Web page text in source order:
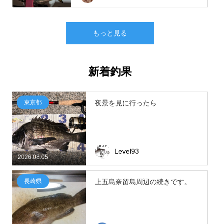
もっと見る
新着釣果
2026.08.05
東京都 夜景を見に行ったら
Level93
長崎県 上五島奈留島周辺の続きです。